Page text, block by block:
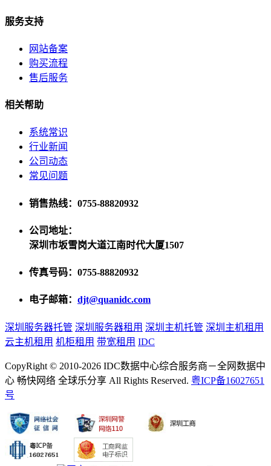
服务支持
网站备案
购买流程
售后服务
相关帮助
系统常识
行业新闻
公司动态
常见问题
销售热线：0755-88820932
公司地址：
深圳市坂雪岗大道江南时代大厦1507
传真号码：0755-88820932
电子邮箱： djt@quanidc.com
深圳服务器托管 深圳服务器租用 深圳主机托管 深圳主机租用
云主机租用 机柜租用 带宽租用 IDC
CopyRight © 2010-2026 IDC数据中心综合服务商－全网数据中
心 畅快网络 全球乐分享 All Rights Reserved. 粤ICP备16027651
号